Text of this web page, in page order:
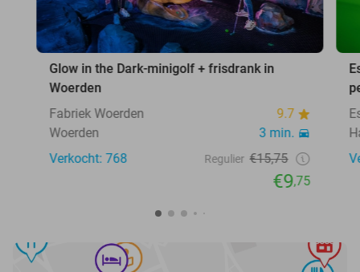
Glow in the Dark-minigolf + frisdrank in
Woerden
Fabriek Woerden
9.7
Woerden
3 min.
Verkocht: 768
Regulier €15,75
€9,75